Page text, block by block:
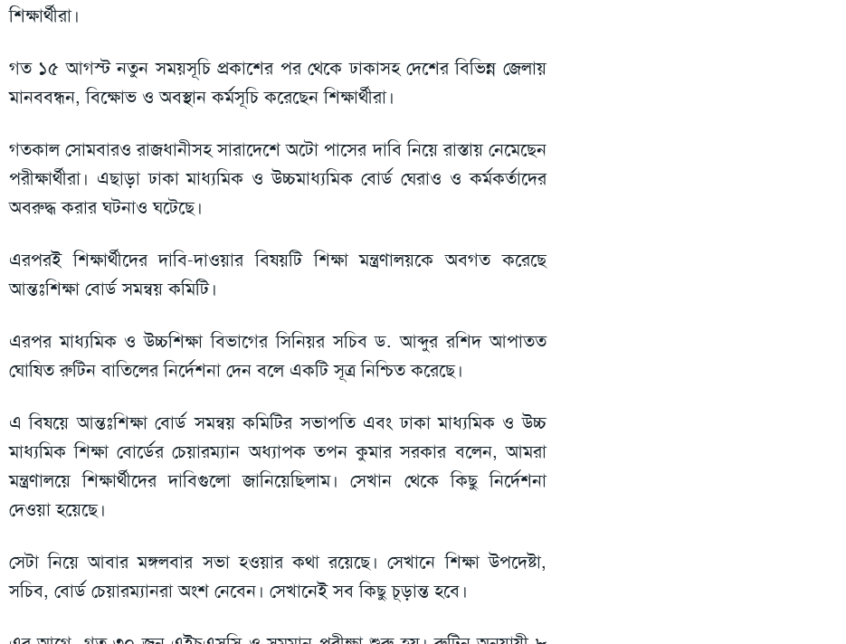
শিক্ষার্থীরা।
গত ১৫ আগস্ট নতুন সময়সূচি প্রকাশের পর থেকে ঢাকাসহ দেশের বিভিন্ন জেলায়
মানববন্ধন, বিক্ষোভ ও অবস্থান কর্মসূচি করেছেন শিক্ষার্থীরা।
গতকাল সোমবারও রাজধানীসহ সারাদেশে অটো পাসের দাবি নিয়ে রাস্তায় নেমেছেন
পরীক্ষার্থীরা। এছাড়া ঢাকা মাধ্যমিক ও উচ্চমাধ্যমিক বোর্ড ঘেরাও ও কর্মকর্তাদের
অবরুদ্ধ করার ঘটনাও ঘটেছে।
এরপরই শিক্ষার্থীদের দাবি-দাওয়ার বিষয়টি শিক্ষা মন্ত্রণালয়কে অবগত করেছে
আন্তঃশিক্ষা বোর্ড সমন্বয় কমিটি।
এরপর মাধ্যমিক ও উচ্চশিক্ষা বিভাগের সিনিয়র সচিব ড. আব্দুর রশিদ আপাতত
ঘোষিত রুটিন বাতিলের নির্দেশনা দেন বলে একটি সূত্র নিশ্চিত করেছে।
এ বিষয়ে আন্তঃশিক্ষা বোর্ড সমন্বয় কমিটির সভাপতি এবং ঢাকা মাধ্যমিক ও উচ্চ
মাধ্যমিক শিক্ষা বোর্ডের চেয়ারম্যান অধ্যাপক তপন কুমার সরকার বলেন, আমরা
মন্ত্রণালয়ে শিক্ষার্থীদের দাবিগুলো জানিয়েছিলাম। সেখান থেকে কিছু নির্দেশনা
দেওয়া হয়েছে।
সেটা নিয়ে আবার মঙ্গলবার সভা হওয়ার কথা রয়েছে। সেখানে শিক্ষা উপদেষ্টা,
সচিব, বোর্ড চেয়ারম্যানরা অংশ নেবেন। সেখানেই সব কিছু চূড়ান্ত হবে।